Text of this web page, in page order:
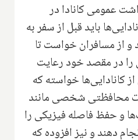
عمومی کانادا در
باید قبل از سفر به
از مسافران خواست تا
در مقصد خود رعایت
کانادایی‌ها خواسته که
محافظتی شخصی مانند
و حفظ فاصله فیزیکی را
دهند و نیز افزوده که